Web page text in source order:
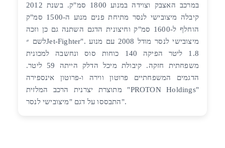
במרכב האצבק וצוידה במנוע 1800 סמ"ק. בשנת 2012
קיבלה מיצובישי לנסר מתיחת פנים מנוע ה-1500 סמ"ק
הוחלף ל-1600 סמ"ק וחיצונית הדגם השתנה גם כן וזכה
לשם ״Jet-Fighter". מיצובישי לנסר מודל 2008 עם מנוע
1.8 ליטר הפיקה 140 כוחות סוס ונחשבה למכונית
משפחתית חזקה. קיבולת מיכל הדלק הייתה 59 ליטר.
הדגמים המשפחתיים פרוטון ווירה ו-פרוטון אינספירה
מתוצרת יצרנית הרכב המלזית "PROTON Holdings"
התבססו על דגם "מיצובישי לנסר".